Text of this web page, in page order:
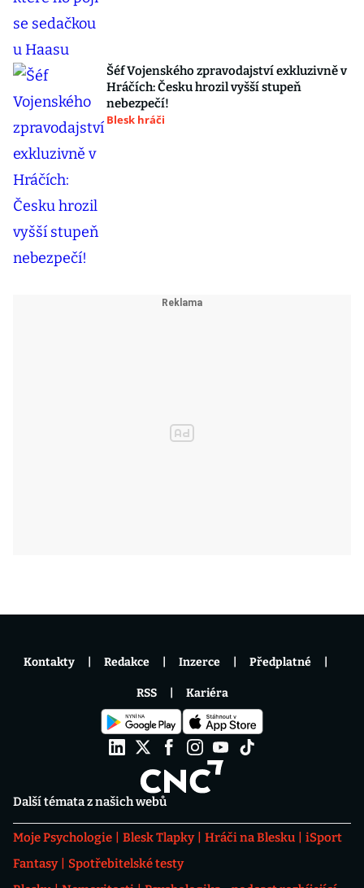
Šéf Vojenského zpravodajství exkluzivně v
Hráčích: Česku hrozil vyšší stupeň
nebezpečí!
Blesk hráči
Další témata z našich webů
Moje Psychologie Blesk Tlapky Hráči na Blesku
iSport
Fantasy
Spotřebitelské testy
Kontakty Redakce Inzerce Předplatné
RSS Kariéra